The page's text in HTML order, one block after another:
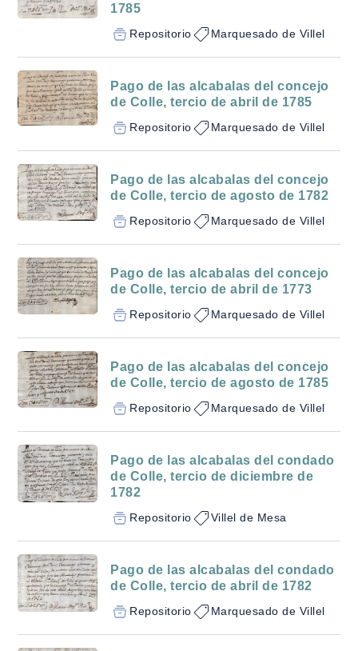
1785
Repositorio Marquesado de Villel
Pago de las alcabalas del concejo
de Colle, tercio de abril de 1785
Repositorio Marquesado de Villel
Pago de las alcabalas del concejo
de Colle, tercio de agosto de 1782
Repositorio Marquesado de Villel
Pago de las alcabalas del concejo
de Colle, tercio de abril de 1773
Repositorio Marquesado de Villel
Pago de las alcabalas del concejo
de Colle, tercio de agosto de 1785
Repositorio Marquesado de Villel
Pago de las alcabalas del condado
de Colle, tercio de diciembre de
1782
Repositorio Villel de Mesa
Pago de las alcabalas del condado
de Colle, tercio de abril de 1782
Repositorio Marquesado de Villel